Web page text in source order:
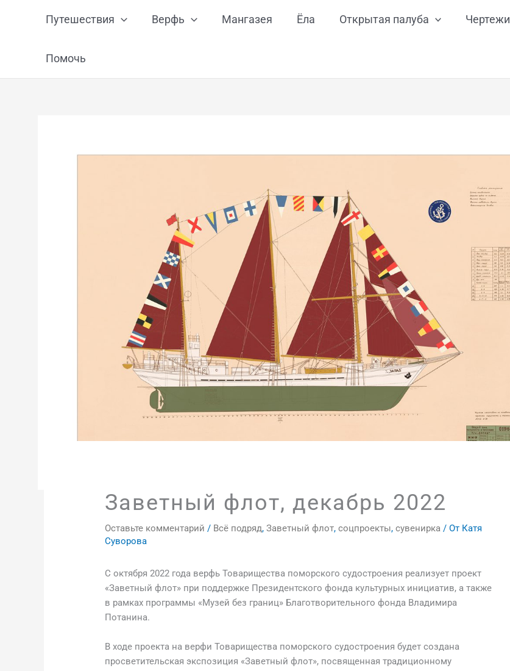
Путешествия Верфь Мангазея Ёла Открытая палуба Чертежи
Помочь
Заветный флот, декабрь 2022
Оставьте комментарий / Всё подряд,Заветный флот,соцпроекты,сувенирка / От Катя
Суворова
С октября 2022 года верфь Товарищества поморского судостроения реализует проект
«Заветный флот» при поддержке Президентского фонда культурных инициатив, а также
в рамках программы «Музей без границ» Благотворительного фонда Владимира
Потанина.
В ходе проекта на верфи Товарищества поморского судостроения будет создана
просветительская экспозиция «Заветный флот», посвященная традиционному